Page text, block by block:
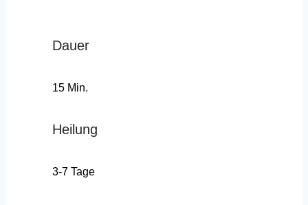
Dauer
15 Min.
Heilung
3-7 Tage